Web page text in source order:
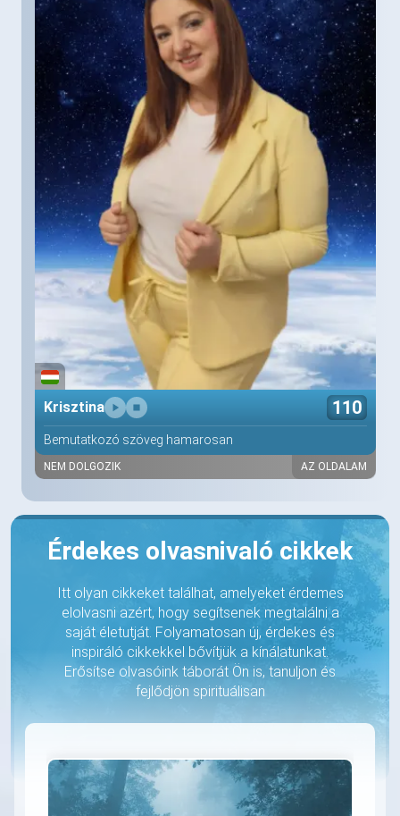
Krisztina 110
Bemutatkozó szöveg hamarosan
NEM DOLGOZIK AZ OLDALAM
Érdekes olvasnivaló cikkek
Itt olyan cikkeket találhat, amelyeket érdemes
elolvasni azért, hogy segítsenek megtalálni a
saját életutját. Folyamatosan új, érdekes és
inspiráló cikkekkel bővítjük a kínálatunkat.
Erősítse olvasóink táborát Ön is, tanuljon és
fejlődjön spirituálisan